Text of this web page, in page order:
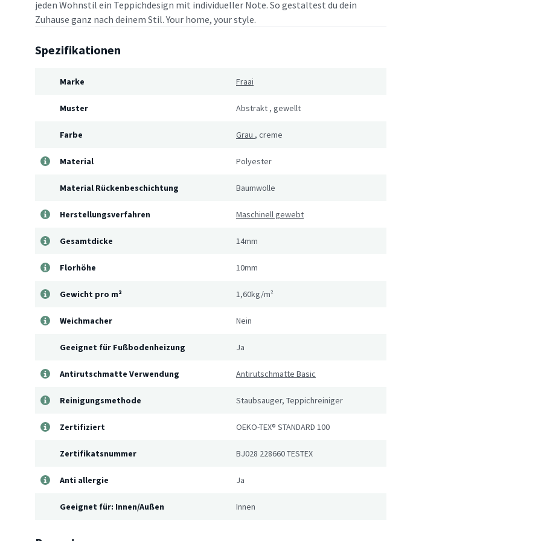
jeden Wohnstil ein Teppichdesign mit individueller Note. So gestaltest du dein
Zuhause ganz nach deinem Stil. Your home, your style.
Spezifikationen
Marke Fraai
Muster Abstrakt , gewellt
Farbe Grau , creme
Material Polyester
Material Rückenbeschichtung Baumwolle
Herstellungsverfahren Maschinell gewebt
Gesamtdicke 14mm
Florhöhe 10mm
Gewicht pro m² 1,60kg/m²
Weichmacher Nein
Geeignet für Fußbodenheizung Ja
Antirutschmatte Verwendung Antirutschmatte Basic
Reinigungsmethode Staubsauger, Teppichreiniger
Zertifiziert OEKO-TEX® STANDARD 100
Zertifikatsnummer BJ028 228660 TESTEX
Anti allergie Ja
Geeignet für: Innen/Außen Innen